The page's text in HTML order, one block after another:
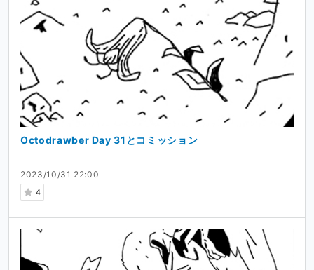
2023/10/31 22:00
4
Octodrawber Day 31とコミッション